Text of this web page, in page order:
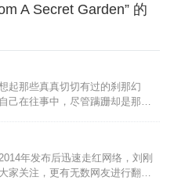
A Secret Garden” 的
起那些真真切切有过的刹那幻
己在往事中，尽管蹒跚却是那么
灵的特技拍摄下来，轻轻把缕缕
心剪辑不经意间触摸，却洒落了
如酒，用时间特有的工艺制成浓
点滴滴细细品味其精致，布满心
年发布后迅速走红网络，刘刚
家关注，更有无数网友进行翻唱